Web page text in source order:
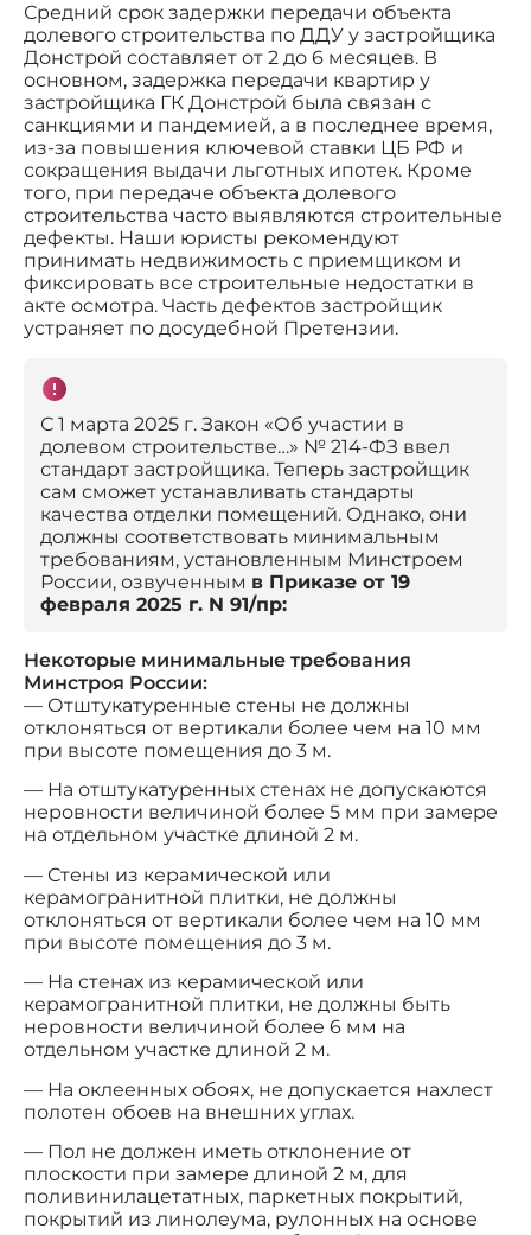
Средний срок задержки передачи объекта
долевого строительства по ДДУ у застройщика
Донстрой составляет от 2 до 6 месяцев. В
основном, задержка передачи квартир у
застройщика ГК Донстрой была связан с
санкциями и пандемией, а в последнее время,
из-за повышения ключевой ставки ЦБ РФ и
сокращения выдачи льготных ипотек. Кроме
того, при передаче объекта долевого
строительства часто выявляются строительные
дефекты. Наши юристы рекомендуют
принимать недвижимость с приемщиком и
фиксировать все строительные недостатки в
акте осмотра. Часть дефектов застройщик
устраняет по досудебной Претензии.
С 1 марта 2025 г. Закон «Об участии в
долевом строительстве…» № 214-ФЗ ввел
стандарт застройщика. Теперь застройщик
сам сможет устанавливать стандарты
качества отделки помещений. Однако, они
должны соответствовать минимальным
требованиям, установленным Минстроем
России, озвученным в Приказе от 19
февраля 2025 г. N 91/пр:
Некоторые минимальные требования
Минстроя России:
— Отштукатуренные стены не должны
отклоняться от вертикали более чем на 10 мм
при высоте помещения до 3 м.
— На отштукатуренных стенах не допускаются
неровности величиной более 5 мм при замере
на отдельном участке длиной 2 м.
— Стены из керамической или
керамогранитной плитки, не должны
отклоняться от вертикали более чем на 10 мм
при высоте помещения до 3 м.
— На стенах из керамической или
керамогранитной плитки, не должны быть
неровности величиной более 6 мм на
отдельном участке длиной 2 м.
— На оклеенных обоях, не допускается нахлест
полотен обоев на внешних углах.
— Пол не должен иметь отклонение от
плоскости при замере длиной 2 м, для
поливинилацетатных, паркетных покрытий,
покрытий из линолеума, рулонных на основе